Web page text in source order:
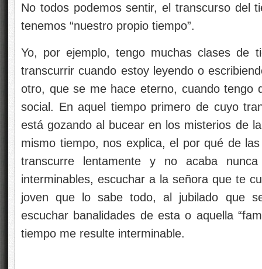
No todos podemos sentir, el transcurso del
tenemos “nuestro propio tiempo”.
Yo, por ejemplo, tengo muchas clases de
transcurrir cuando estoy leyendo o
otro, que se me hace eterno, cuando tengo
social. En aquel tiempo primero de cuyo
está gozando al bucear en los misterios de
mismo tiempo, nos explica, el por qué de
transcurre lentamente y no acaba
interminables, escuchar a la señora que te
joven que lo sabe todo, al jubilado que
escuchar banalidades de esta o aquella
tiempo me resulte interminable.